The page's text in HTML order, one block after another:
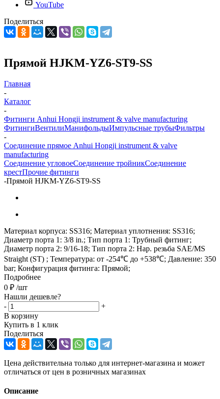
YouTube
Поделиться
Прямой HJKM-YZ6-ST9-SS
Главная
-
Каталог
-
Фитинги Anhui Hongji instrument & valve manufacturing
ФитингиВентилиМанифольдыИмпульсные трубыФильтры
-
Соединение прямое Anhui Hongji instrument & valve
manufacturing
Соединение угловоеСоединение тройникСоединение
крестПрочие фитинги
-Прямой HJKM-YZ6-ST9-SS
Материал корпуса: SS316; Материал уплотнения: SS316;
Диаметр порта 1: 3/8 in.; Тип порта 1: Трубный фитинг;
Диаметр порта 2: 9/16-18; Тип порта 2: Нар. резьба SAE/MS
Straight (ST) ; Температура: от -254℃ до +538℃; Давление: 350
bar; Конфигурация фитинга: Прямой;
Подробнее
0 ₽ /шт
Нашли дешевле?
-
+
В корзину
Купить в 1 клик
Поделиться
Цена действительна только для интернет-магазина и может
отличаться от цен в розничных магазинах
Описание